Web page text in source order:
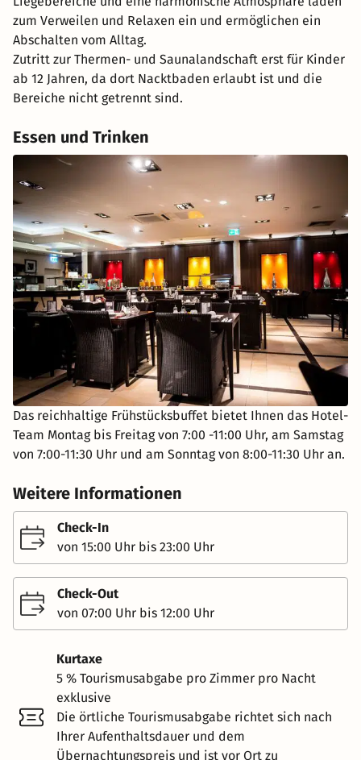
zum Verweilen und Relaxen ein und ermöglichen ein
Abschalten vom Alltag.
Zutritt zur Thermen- und Saunalandschaft erst für Kinder
ab 12 Jahren, da dort Nacktbaden erlaubt ist und die
Bereiche nicht getrennt sind.
Essen und Trinken
Das reichhaltige Frühstücksbuffet bietet Ihnen das Hotel-
Team Montag bis Freitag von 7:00 -11:00 Uhr, am Samstag
von 7:00-11:30 Uhr und am Sonntag von 8:00-11:30 Uhr an.
Weitere Informationen
Check-In
von 15:00 Uhr bis 23:00 Uhr
Check-Out
von 07:00 Uhr bis 12:00 Uhr
Kurtaxe
5 % Tourismusabgabe pro Zimmer pro Nacht
exklusive
Die örtliche Tourismusabgabe richtet sich nach
Ihrer Aufenthaltsdauer und dem
Übernachtungspreis und ist vor Ort zu